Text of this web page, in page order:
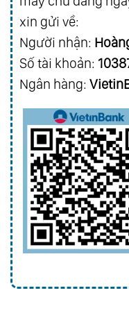
xin gửi về:
Người nhận:
Số tài khoản:
Ngân hàng: